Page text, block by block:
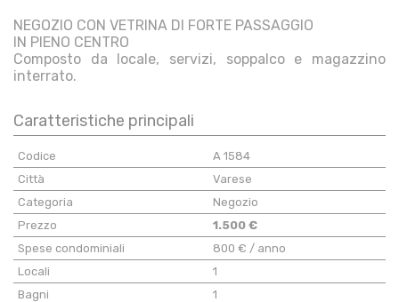
NEGOZIO CON VETRINA DI FORTE PASSAGGIO
IN PIENO CENTRO
Composto da locale, servizi, soppalco e magazzino
interrato.
Caratteristiche principali
Codice
A 1584
Città
Varese
Categoria
Negozio
Prezzo
1.500 €
Spese condominiali
800 € / anno
Locali
1
Bagni
1